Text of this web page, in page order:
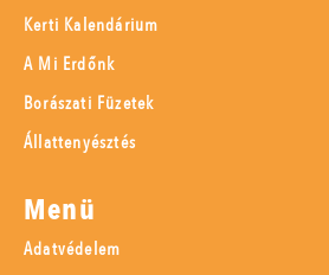
Kerti Kalendárium
A Mi Erdőnk
Borászati Füzetek
Állattenyésztés
Menü
Adatvédelem